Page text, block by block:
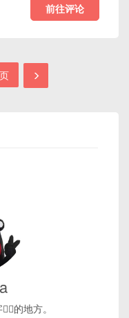
前往评论
的地方。